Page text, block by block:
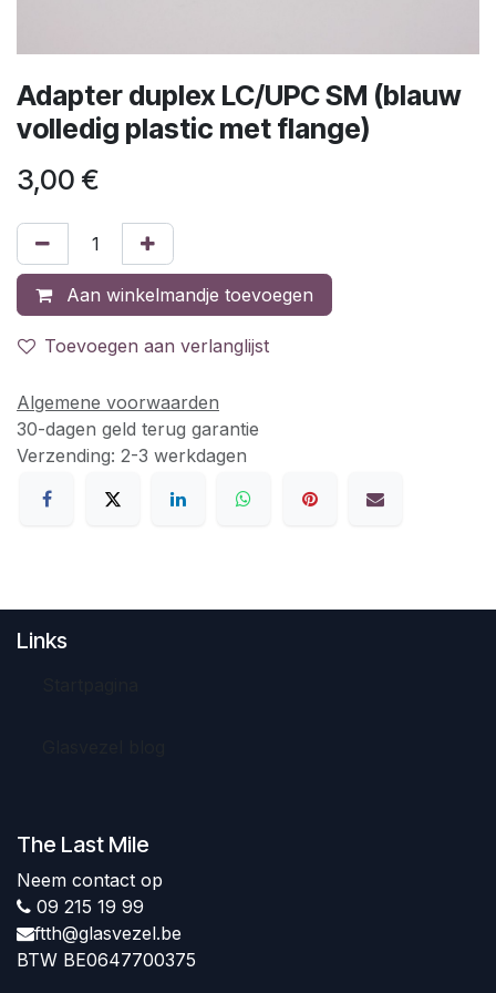
Adapter duplex LC/UPC SM (blauw
volledig plastic met flange)
3,00 €
Aan winkelmandje toevoegen
Toevoegen aan verlanglijst
Algemene voorwaarden
30-dagen geld terug garantie
Verzending: 2-3 werkdagen
Links
The Last Mile
Neem contact op
09 215 19 99
ftth@glasvezel.be
BTW BE0647700375